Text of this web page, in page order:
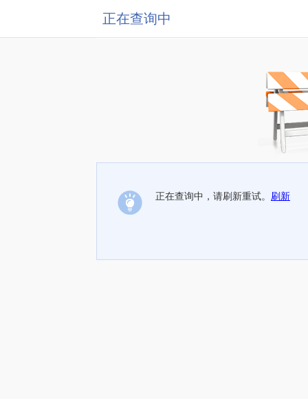
正在查询中
正在查询中，请刷新重试。 刷新